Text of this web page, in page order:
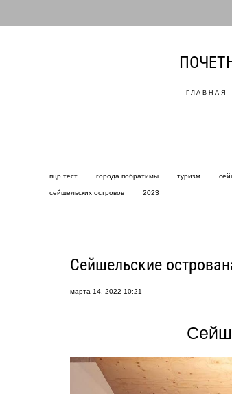
ГЛАВНАЯ
пцр тест города побратимы туризм
сейшельских островов 2023
Сейшельские
марта 14, 2022 10:21